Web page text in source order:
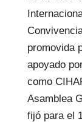
promovida
apoyado
como
Asamblea
fijó para el